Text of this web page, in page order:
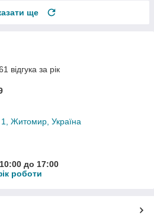
ще
відгука за рік
1, Житомир, Україна
до 17:00
роботи